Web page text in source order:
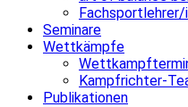
Fachsportlehrer/
Seminare
Wettkämpfe
Kampfrichter-
Publikationen